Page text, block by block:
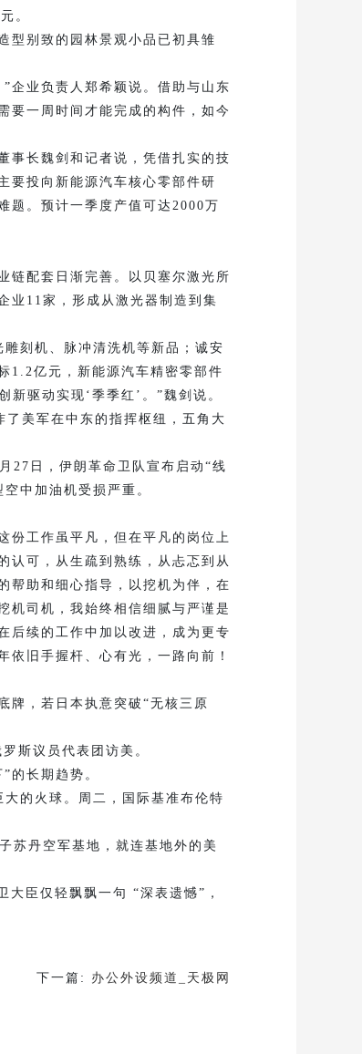
。
别致的园林景观小品已初具雏
业负责人郑希颖说。借助与山东
要一周时间才能完成的构件，如今
长魏剑和记者说，凭借扎实的技
要投向新能源汽车核心零部件研
题。预计一季度产值可达2000万
配套日渐完善。以贝塞尔激光所
业11家，形成从激光器制造到集
刻机、脉冲清洗机等新品；诚安
1.2亿元，新能源汽车精密零部件
驱动实现‘季季红’。”魏剑说。
美军在中东的指挥枢纽，五角大
日，伊朗革命卫队宣布启动“线
中加油机受损严重。
工作虽平凡，但在平凡的岗位上
认可，从生疏到熟练，从忐忑到从
帮助和细心指导，以挖机为伴，在
机司机，我始终相信细腻与严谨是
后续的工作中加以改进，成为更专
旧手握杆、心有光，一路向前！
，若日本执意突破“无核三原
斯议员代表团访美。
长期趋势。
的火球。周二，国际基准布伦特
丹空军基地，就连基地外的美
臣仅轻飘飘一句 “深表遗憾”，
下一篇: 办公外设频道_天极网